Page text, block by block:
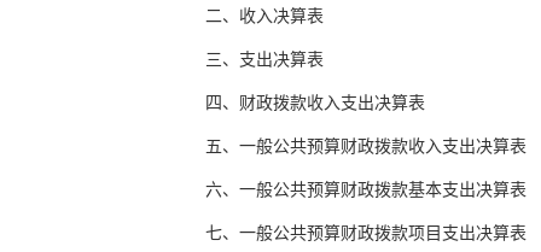
二、收入决算表
三、支出决算表
四、财政拨款收入支出决算表
五、一般公共预算财政拨款收入支出决算表
六、一般公共预算财政拨款基本支出决算表
七、一般公共预算财政拨款项目支出决算表